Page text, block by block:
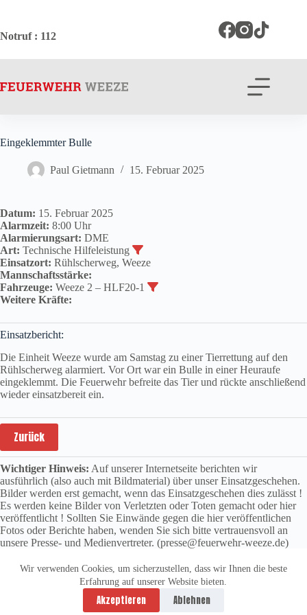
springen
Wir verwenden Cookies, um sicherzustellen, dass wir Ihnen die beste
Erfahrung auf unserer Website bieten.
Akzeptieren Ablehnen
Notruf: 112
Eingeklemmter Bulle
Paul Gietmann 15. Februar 2025
Datum: 15. Februar 2025
Alarmzeit: 8:00 Uhr
Alarmierungsart: DME
Art: Technische Hilfeleistung
Einsatzort: Rühlscherweg, Weeze
Mannschaftsstärke:
Fahrzeuge: Weeze 2 – HLF20-1
Weitere Kräfte:
Einsatzbericht:
Die Einheit Weeze wurde am Samstag zu einer Tierrettung auf den
Rühlscherweg alarmiert. Vor Ort war ein Bulle in einer Heuraufe
eingeklemmt. Die Feuerwehr befreite das Tier und rückte anschließend
wieder einsatzbereit ein.
Zurück
Wichtiger Hinweis: Auf unserer Internetseite berichten wir
ausführlich (also auch mit Bildmaterial) über unser Einsatzgeschehen.
Bilder werden erst gemacht, wenn das Einsatzgeschehen dies zulässt !
Es werden keine Bilder von Verletzten oder Toten gemacht oder hier
veröffentlicht ! Sollten Sie Einwände gegen die hier veröffentlichen
Fotos oder Berichte haben, wenden Sie sich bitte vertrauensvoll an
unsere Presse- und Medienvertreter. (presse@feuerwehr-weeze.de)
Datenschutzerklärung
Impressum
Copyright © 2026 -
vitolution